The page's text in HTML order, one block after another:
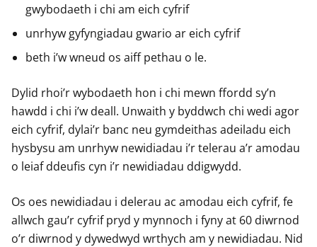
gwybodaeth i chi am eich cyfrif
unrhyw gyfyngiadau gwario ar eich cyfrif
beth i’w wneud os aiff pethau o le.
Dylid rhoi’r wybodaeth hon i chi mewn ffordd sy’n
hawdd i chi i’w deall. Unwaith y byddwch chi wedi agor
eich cyfrif, dylai’r banc neu gymdeithas adeiladu eich
hysbysu am unrhyw newidiadau i’r telerau a’r amodau
o leiaf ddeufis cyn i’r newidiadau ddigwydd.
Os oes newidiadau i delerau ac amodau eich cyfrif, fe
allwch gau’r cyfrif pryd y mynnoch i fyny at 60 diwrnod
o’r diwrnod y dywedwyd wrthych am y newidiadau. Nid